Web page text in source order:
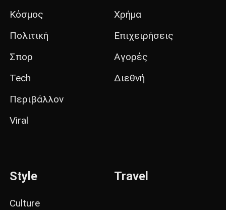
Κόσμος
Πολιτική
Σπορ
Tech
Περιβάλλον
Viral
Χρήμα
Επιχειρήσεις
Αγορές
Διεθνή
Style
Culture
Travel